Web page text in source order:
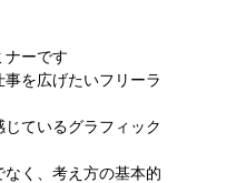
ナーです
事を広げたいフリーラ
じているグラフィック
なく、考え⽅の基本的